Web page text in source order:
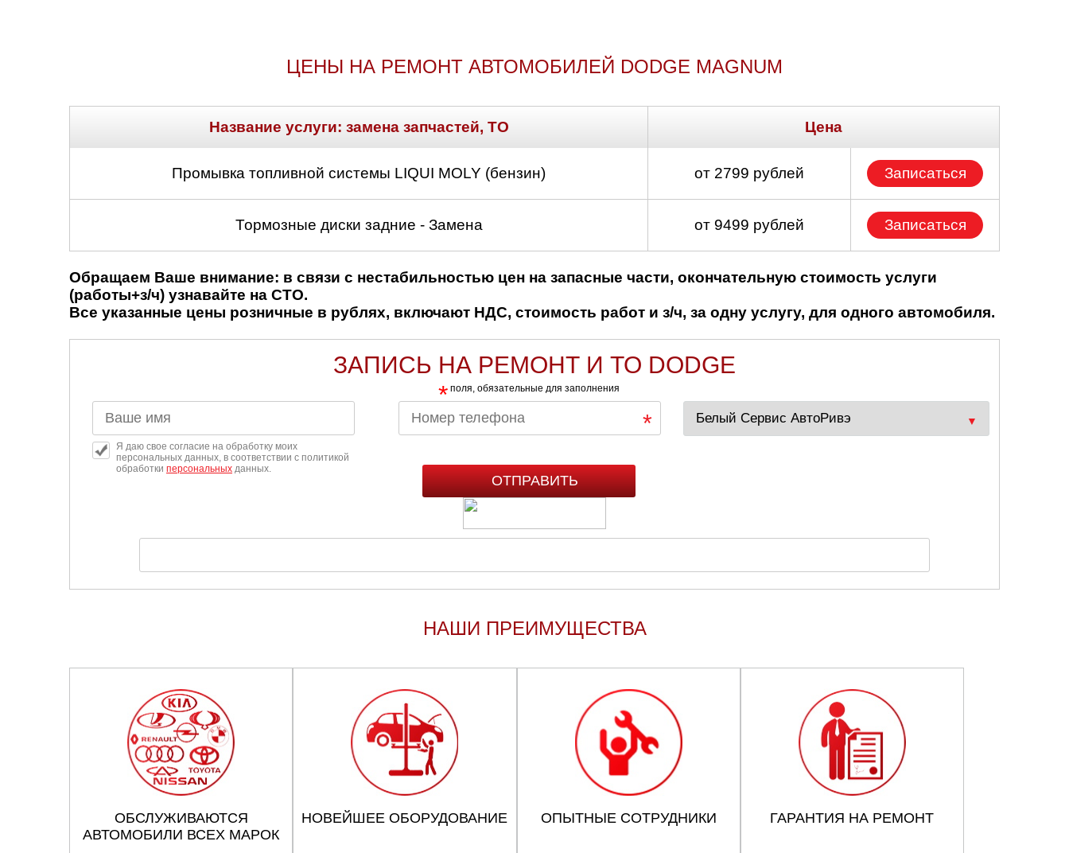
ЦЕНЫ НА РЕМОНТ АВТОМОБИЛЕЙ DODGE MAGNUM
Название услуги: замена запчастей, ТО Цена
Промывка топливной системы LIQUI MOLY (бензин) от 2799 рублей Записаться
Тормозные диски задние - Замена от 9499 рублей Записаться
Обращаем Ваше внимание: в связи с нестабильностью цен на запасные части, окончательную стоимость услуги
(работы+з/ч) узнавайте на СТО.
Все указанные цены розничные в рублях, включают НДС, стоимость работ и з/ч, за одну услугу, для одного автомобиля.
ЗАПИСЬ НА РЕМОНТ И ТО DODGE
* поля, обязательные для заполнения
Я даю свое согласие на обработку моих
персональных данных, в соответствии с политикой
обработки персональных данных.
НАШИ ПРЕИМУЩЕСТВА
ОБСЛУЖИВАЮТСЯ
АВТОМОБИЛИ ВСЕХ МАРОК
НОВЕЙШЕЕ ОБОРУДОВАНИЕ ОПЫТНЫЕ СОТРУДНИКИ ГАРАНТИЯ НА РЕМОНТ